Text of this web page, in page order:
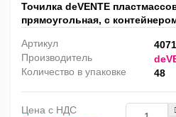
Точилка deVENTE
прямоугольная, с
Артикул
Производитель
Количество в упаковке
48
Цена с НДС